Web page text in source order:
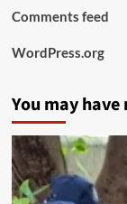
Comments feed
WordPress.org
You may have